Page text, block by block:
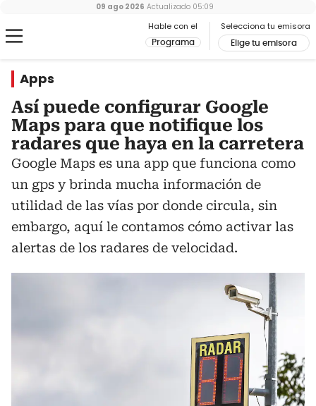
Hable con el
Programa
Selecciona tu emisora
Elige tu emisora
09 ago 2026 Actualizado 05:09
Apps
Así puede configurar Google
Maps para que notifique los
radares que haya en la carretera
Google Maps es una app que funciona como
un gps y brinda mucha información de
utilidad de las vías por donde circula, sin
embargo, aquí le contamos cómo activar las
alertas de los radares de velocidad.